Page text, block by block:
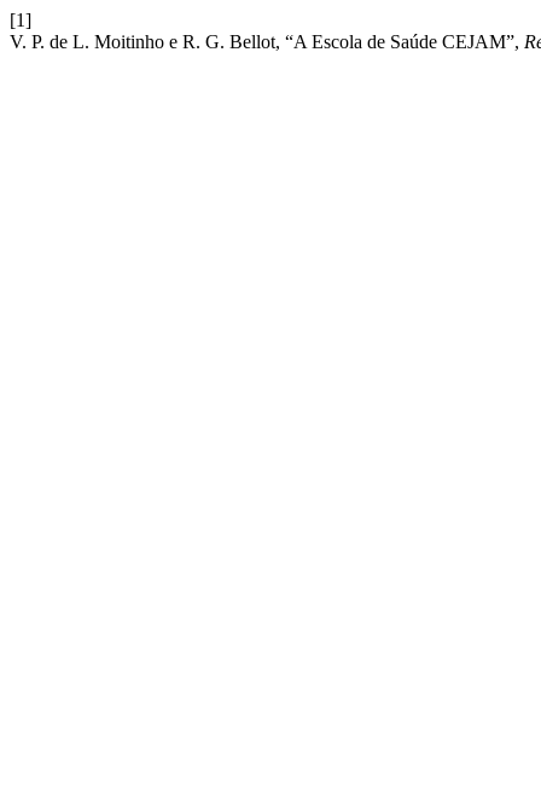
[1]
V. P. de L. Moitinho e R. G. Bellot, “A Escola de Saúde CEJAM”,